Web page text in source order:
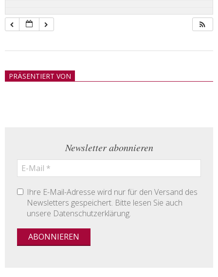
21PRÄSENTIERT VON
Newsletter abonnieren
Ihre E-Mail-Adresse wird nur für den Versand des
Newsletters gespeichert. Bitte lesen Sie auch
unsere Datenschutzerklärung.